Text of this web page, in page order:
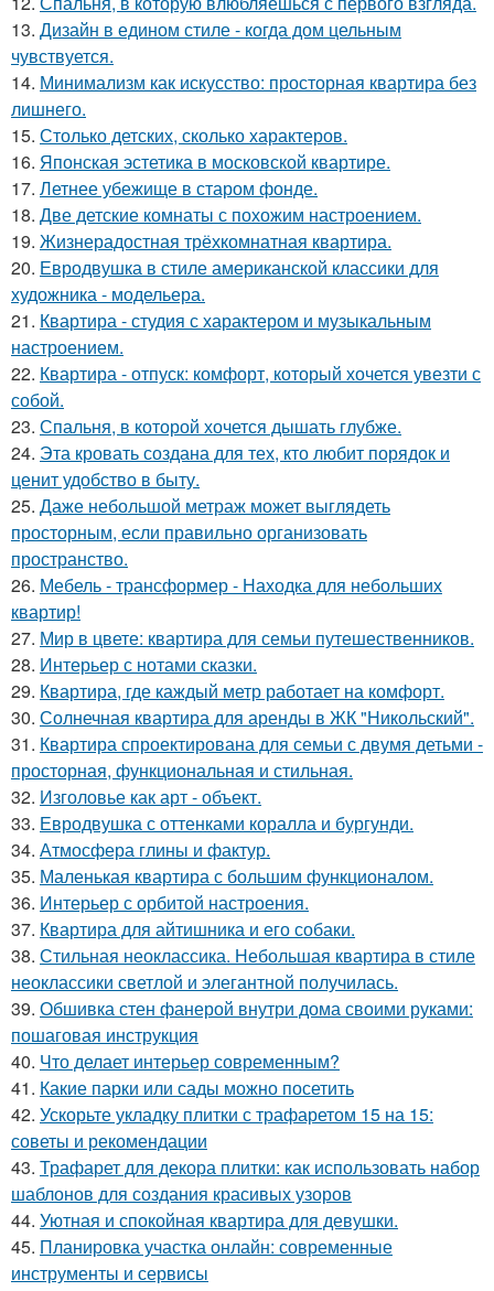
13. Дизайн в едином стиле - когда дом цельным
чувствуется.
14. Минимализм как искусство: просторная квартира без
лишнего.
15. Столько детских, сколько характеров.
16. Японская эстетика в московской квартире.
17. Летнее убежище в старом фонде.
18. Две детские комнаты с похожим настроением.
19. Жизнерадостная трёхкомнатная квартира.
20. Евродвушка в стиле американской классики для
художника - модельера.
21. Квартира - студия с характером и музыкальным
настроением.
22. Квартира - отпуск: комфорт, который хочется увезти с
собой.
23. Спальня, в которой хочется дышать глубже.
24. Эта кровать создана для тех, кто любит порядок и
ценит удобство в быту.
25. Даже небольшой метраж может выглядеть
просторным, если правильно организовать
пространство.
26. Мебель - трансформер - Находка для небольших
квартир!
27. Мир в цвете: квартира для семьи путешественников.
28. Интерьер с нотами сказки.
29. Квартира, где каждый метр работает на комфорт.
30. Солнечная квартира для аренды в ЖК "Никольский".
31. Квартира спроектирована для семьи с двумя детьми -
просторная, функциональная и стильная.
32. Изголовье как арт - объект.
33. Евродвушка с оттенками коралла и бургунди.
34. Атмосфера глины и фактур.
35. Маленькая квартира с большим функционалом.
36. Интерьер с орбитой настроения.
37. Квартира для айтишника и его собаки.
38. Стильная неоклассика. Небольшая квартира в стиле
неоклассики светлой и элегантной получилась.
39. Обшивка стен фанерой внутри дома своими руками:
пошаговая инструкция
40. Что делает интерьер современным?
41. Какие парки или сады можно посетить
42. Ускорьте укладку плитки с трафаретом 15 на 15:
советы и рекомендации
43. Трафарет для декора плитки: как использовать набор
шаблонов для создания красивых узоров
44. Уютная и спокойная квартира для девушки.
45. Планировка участка онлайн: современные
инструменты и сервисы